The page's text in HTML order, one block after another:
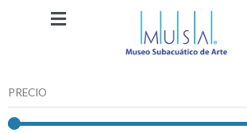
Main
PRECIO